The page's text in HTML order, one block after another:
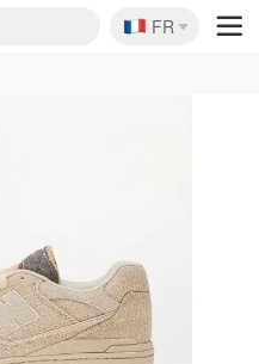
大促
85折
更新
叠9折
🇫🇷
FR